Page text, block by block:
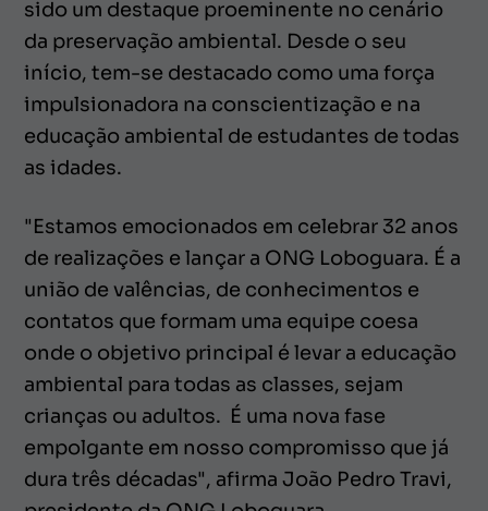
sido um destaque proeminente no cenário
da preservação ambiental. Desde o seu
início, tem-se destacado como uma força
impulsionadora na conscientização e na
educação ambiental de estudantes de todas
as idades.
"Estamos emocionados em celebrar 32 anos
de realizações e lançar a ONG Loboguara. É a
união de valências, de conhecimentos e
contatos que formam uma equipe coesa
onde o objetivo principal é levar a educação
ambiental para todas as classes, sejam
crianças ou adultos. É uma nova fase
empolgante em nosso compromisso que já
dura três décadas", afirma João Pedro Travi,